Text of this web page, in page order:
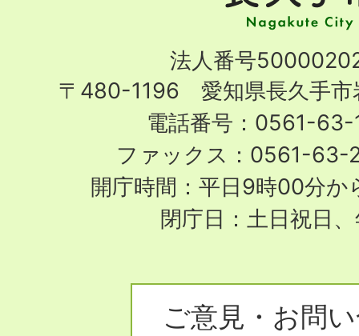
市
City
法人番号
〒480-1196 愛知県長久手市
電話番号：0561-63-
ファックス：0561-63-
開庁時間：平日9時00分
閉庁日：土日祝日
ご意見・お問